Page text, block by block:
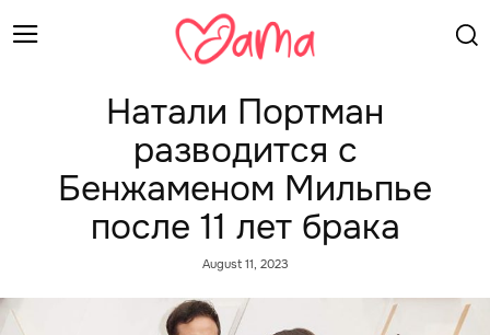
Натали Портман
разводится с
Бенжаменом Мильпье
после 11 лет брака
August 11, 2023